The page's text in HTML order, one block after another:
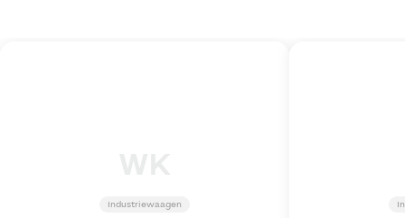
Industriewaagen